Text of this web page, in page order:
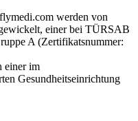
werden von
einer bei TÜRSAB
A (Zertifikatsnummer:
einer im
Gesundheitseinrichtung